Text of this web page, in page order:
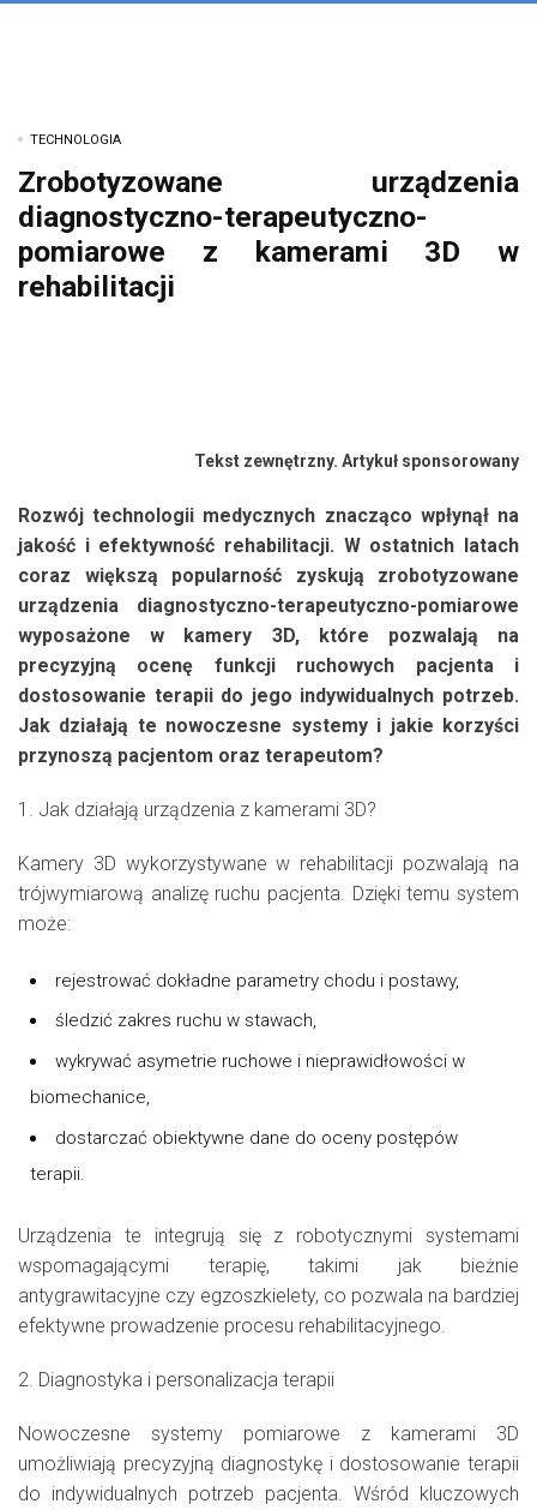
TECHNOLOGIA
Zrobotyzowane urządzenia
diagnostyczno-terapeutyczno-
pomiarowe z kamerami 3D w
rehabilitacji
Tekst zewnętrzny. Artykuł sponsorowany
Rozwój technologii medycznych znacząco wpłynął na
jakość i efektywność rehabilitacji. W ostatnich latach
coraz większą popularność zyskują zrobotyzowane
urządzenia diagnostyczno-terapeutyczno-pomiarowe
wyposażone w kamery 3D, które pozwalają na
precyzyjną ocenę funkcji ruchowych pacjenta i
dostosowanie terapii do jego indywidualnych potrzeb.
Jak działają te nowoczesne systemy i jakie korzyści
przynoszą pacjentom oraz terapeutom?
1. Jak działają urządzenia z kamerami 3D?
Kamery 3D wykorzystywane w rehabilitacji pozwalają na
trójwymiarową analizę ruchu pacjenta. Dzięki temu system
może:
rejestrować dokładne parametry chodu i postawy,
śledzić zakres ruchu w stawach,
wykrywać asymetrie ruchowe i nieprawidłowości w
biomechanice,
dostarczać obiektywne dane do oceny postępów
terapii.
Urządzenia te integrują się z robotycznymi systemami
wspomagającymi terapię, takimi jak bieżnie
antygrawitacyjne czy egzoszkielety, co pozwala na bardziej
efektywne prowadzenie procesu rehabilitacyjnego.
2. Diagnostyka i personalizacja terapii
Nowoczesne systemy pomiarowe z kamerami 3D
umożliwiają precyzyjną diagnostykę i dostosowanie terapii
do indywidualnych potrzeb pacjenta. Wśród kluczowych